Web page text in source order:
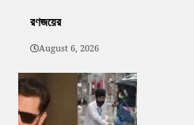
রণজয়ের
August 6, 2026